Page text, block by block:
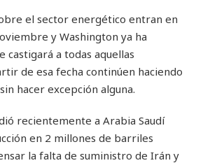
el sector energético entran en
y Washington ya ha
castigará a todas aquellas
de esa fecha continúen haciendo
hacer excepción alguna.
recientemente a Arabia Saudí
en 2 millones de barriles
la falta de suministro de Irán y